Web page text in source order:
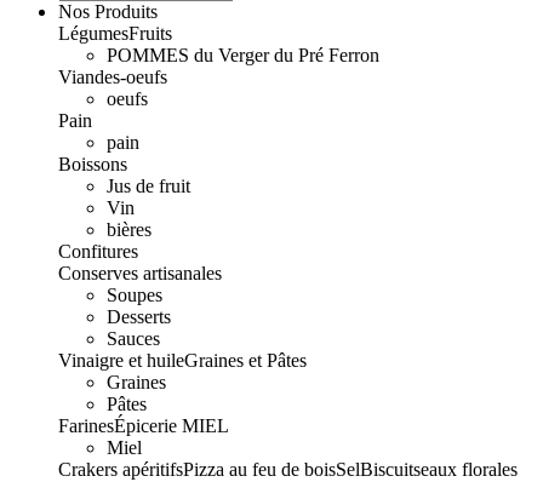
Nos Produits
LégumesFruits
POMMES du Verger du Pré Ferron
Viandes-oeufs
oeufs
Pain
pain
Boissons
Jus de fruit
Vin
bières
Confitures
Conserves artisanales
Soupes
Desserts
Sauces
Vinaigre et huileGraines et Pâtes
Graines
Pâtes
FarinesÉpicerie MIEL
Miel
Crakers apéritifsPizza au feu de boisSelBiscuitseaux florales